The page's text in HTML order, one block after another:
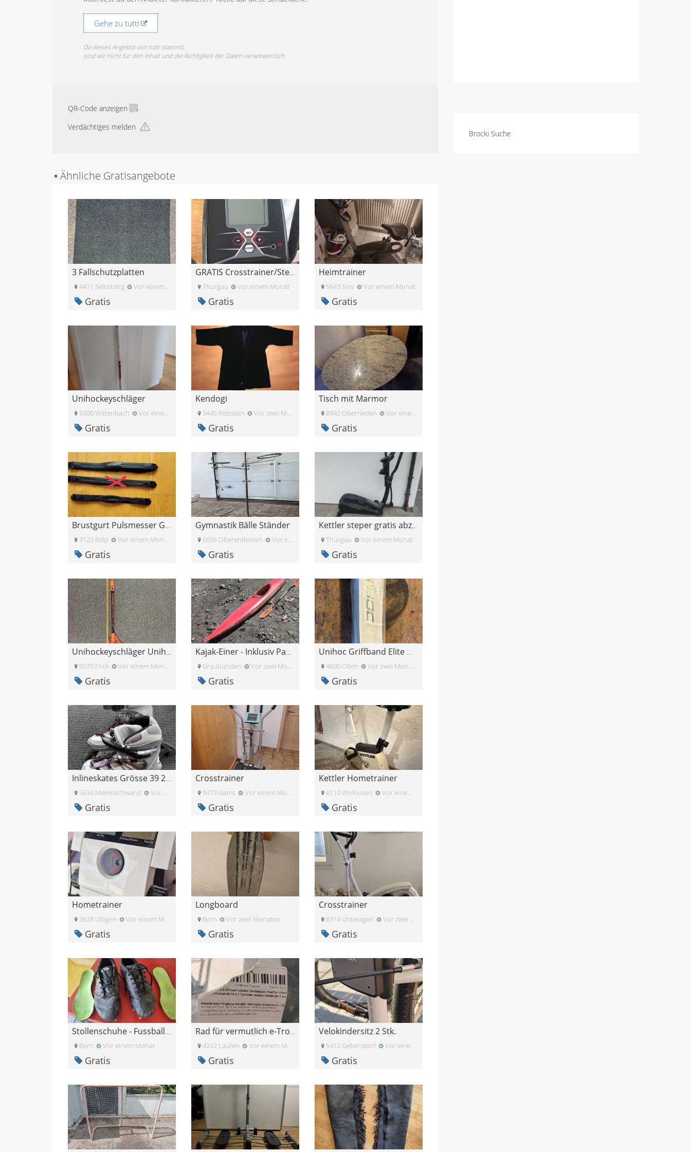
Brocki Suche
Gehe zu tutti
Da dieses Angebot von tutti stammt,
sind wir nicht für den Inhalt und die Richtigkeit der Daten verantwortlich.
QR-Code anzeigen
Verdächtiges melden
▪ Ähnliche Gratisangebote
3 Fallschutzplatten
4411 Seltisberg Vor einem Monat
Gratis
GRATIS Crosstrainer/Stepper von Kettler
Thurgau Vor einem Monat
Gratis
Heimtrainer
5643 Sins Vor einem Monat
Gratis
Unihockeyschläger
9300 Wittenbach Vor einem Monat
Gratis
Kendogi
9445 Rebstein Vor zwei Monaten
Gratis
Tisch mit Marmor
8942 Oberrieden Vor einem Monat
Gratis
Brustgurt Pulsmesser Garmin + Sigma
3123 Belp Vor einem Monat
Gratis
Gymnastik Bälle Ständer
5036 Oberentfelden Vor zwei Monaten
Gratis
Kettler steper gratis abzugeben.
Thurgau Vor einem Monat
Gratis
Unihockeyschläger Unihoc
5070 Frick Vor einem Monat
Gratis
Kajak-Einer - Inklusiv Paddel. GRATIS abzugeben.
Graubünden Vor zwei Monaten
Gratis
Unihoc Griffband Elite White
4600 Olten Vor zwei Monaten
Gratis
Inlineskates Grösse 39 2/3
5634 Merenschwand Vor zwei Monaten
Gratis
Crosstrainer
9473 Gams Vor einem Monat
Gratis
Kettler Hometrainer
6110 Wolhusen Vor einem Monat
Gratis
Hometrainer
3628 Uttigen Vor einem Monat
Gratis
Longboard
Bern Vor zwei Monaten
Gratis
Crosstrainer
6314 Unterageri Vor zwei Monaten
Gratis
Stollenschuhe - Fussball - Rugby - Kipsta - Gr 42
Bern Vor einem Monat
Gratis
Rad für vermutlich e-Trottinett, neu
4242 Laufen Vor einem Monat
Gratis
Velokindersitz 2 Stk.
5412 Gebenstorf Vor einem Monat
Gratis